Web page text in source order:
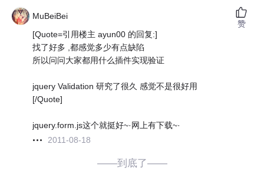
MuBeiBei
[Quote=引用楼主 ayun00 的回复:]
找了好多 ,都感觉多少有点缺陷
所以问问大家都用什么插件实现验证
jquery Validation 研究了很久 感觉不是很好用
[/Quote]
jquery.form.js这个就挺好~·网上有下载~·
2011-08-18
赞
——到底了——